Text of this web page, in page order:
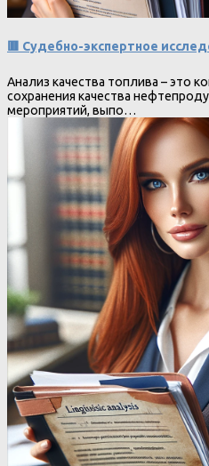
🟥 Судебно-экспертное
Анализ качества топлива – это
сохранения качества
мероприятий, выпо…